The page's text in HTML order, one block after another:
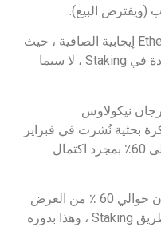
(ويفترض البيع).
كل هذا يجعل شنغهاي شركة Ethereum إيجابية الصافية ، حيث
يتوقع بعض الخبراء أن تدعو إلى زيادة في Staking ، لا سيما
نيكولاوس
بحثية نُشرت في فبراير
إذا كان هذا صحيحًا ، فإن هذا يعني أن حوالي 60 ٪ من العرض
المتداول لـ ETH سيتم إغلاقه عن طريق Staking ، وهذا بدوره